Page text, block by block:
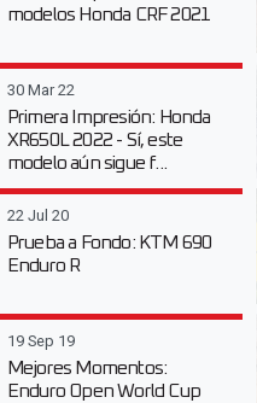
modelos Honda CRF 2021
30 Mar 22
Primera Impresión: Honda
XR650L 2022 - Sí, este
modelo aún sigue f...
22 Jul 20
Prueba a Fondo: KTM 690
Enduro R
19 Sep 19
Mejores Momentos:
Enduro Open World Cup